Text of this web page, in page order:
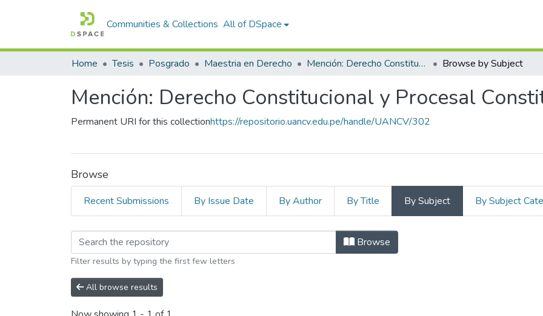
Communities & Collections All of DSpace
Home Tesis Posgrado Maestria en Derecho Mención: Derecho Constitucional y Procesal Constitucional Browse by Subject
Mención: Derecho Constitucional y Procesal
Permanent URI for this collectionhttps://repositorio.uancv.edu.pe/handle/UANCV/302
Browse
Recent Submissions By Issue Date By Author By Title By Subject By Subject
Browsing Mención: Derecho Constitucional y
Browse
Filter results by typing the first few letters
All browse results